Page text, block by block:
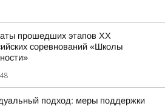
прошедших этапов ХХ
соревнований «Школы
подход: меры поддержки